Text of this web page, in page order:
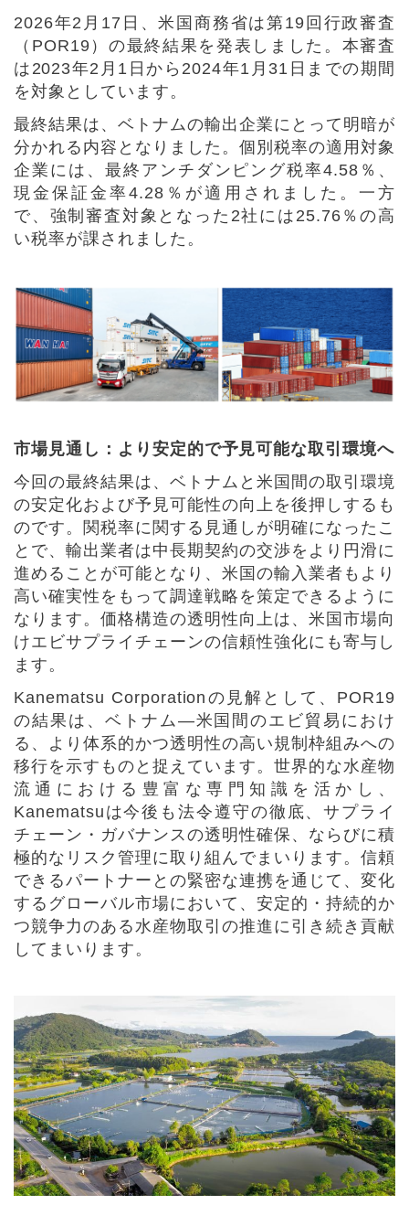
2026年2 月 17 日、米国商務省は第19 回行政審査
（ POR19 ）の最終結果を発表しました。本審査
は 2023年2 月 1 日から 2024年1 月 31 日までの期間
を対象としています。
最終結果は、ベトナムの輸出企業にとって明暗が
分かれる内容となりました。個別税率の適用対象
企業には、最終アンチダンピング税率4.58 ％、
現金保証金率4.28 ％が適用されました。一方
で、強制審査対象となった 2社には 25.76 ％の高
い税率が課されました。
市場見通し：より安定的で予見可能な取引環境へ
今回の最終結果は、ベトナムと米国間の取引環境
の安定化および予見可能性の向上を後押しするも
のです。関税率に関する見通しが明確になったこ
とで、輸出業者は中長期契約の交渉をより円滑に
進めることが可能となり、米国の輸入業者もより
高い確実性をもって調達戦略を策定できるように
なります。価格構造の透明性向上は、米国市場向
けエビサプライチェーンの信頼性強化にも寄与し
ます。
Kanematsu Corporation の見解として、 POR19
の結果は、ベトナム ―米国間のエビ貿易におけ
る、より体系的かつ透明性の高い規制枠組みへの
移行を示すものと捉えています。世界的な水産物
流通における豊富な専門知識を活かし、
Kanematsu は今後も法令遵守の徹底、サプライ
チェーン・ガバナンスの透明性確保、ならびに積
極的なリスク管理に取り組んでまいります。信頼
できるパートナーとの緊密な連携を通じて、変化
するグローバル市場において、安定的・持続的か
つ競争力のある水産物取引の推進に引き続き貢献
してまいります。